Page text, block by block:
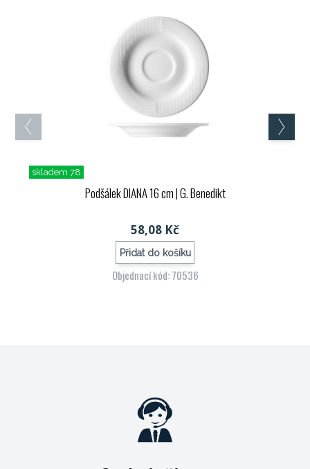
skladem 78
Podšálek DIANA 16 cm| G. Benedikt
58,08 Kč
Přidat do košíku
Objednací kód: 70536